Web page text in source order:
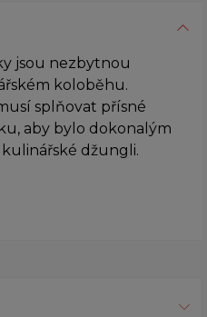
jsou nezbytnou
koloběhu.
splňovat přísné
aby bylo dokonalým
džungli.